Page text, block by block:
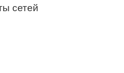
сетей